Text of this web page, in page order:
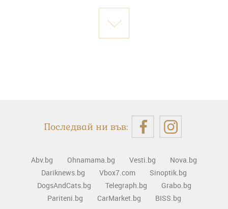
Последвай ни във:
Abv.bg Ohnamama.bg Vesti.bg
Nova.bg
Dariknews.bg
Vbox7.com
Sinoptik.bg
DogsAndCats.bg
Telegraph.bg
Grabo.bg
Pariteni.bg
CarMarket.bg BISS.bg